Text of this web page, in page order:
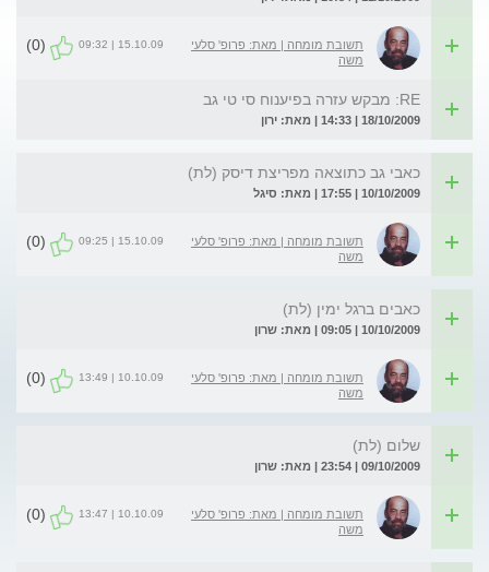
תשובת מומחה | מאת: פרופ' סלעי
משה
15.10.09 | 09:32
(0)
RE: מבקש עזרה בפיענוח סי טי גב
18/10/2009 | 14:33 | מאת: ירון
כאבי גב כתוצאה מפריצת דיסק (לת)
10/10/2009 | 17:55 | מאת: סיגל
תשובת מומחה | מאת: פרופ' סלעי
משה
15.10.09 | 09:25
(0)
כאבים ברגל ימין (לת)
10/10/2009 | 09:05 | מאת: שרון
תשובת מומחה | מאת: פרופ' סלעי
משה
10.10.09 | 13:49
(0)
שלום (לת)
09/10/2009 | 23:54 | מאת: שרון
תשובת מומחה | מאת: פרופ' סלעי
משה
10.10.09 | 13:47
(0)